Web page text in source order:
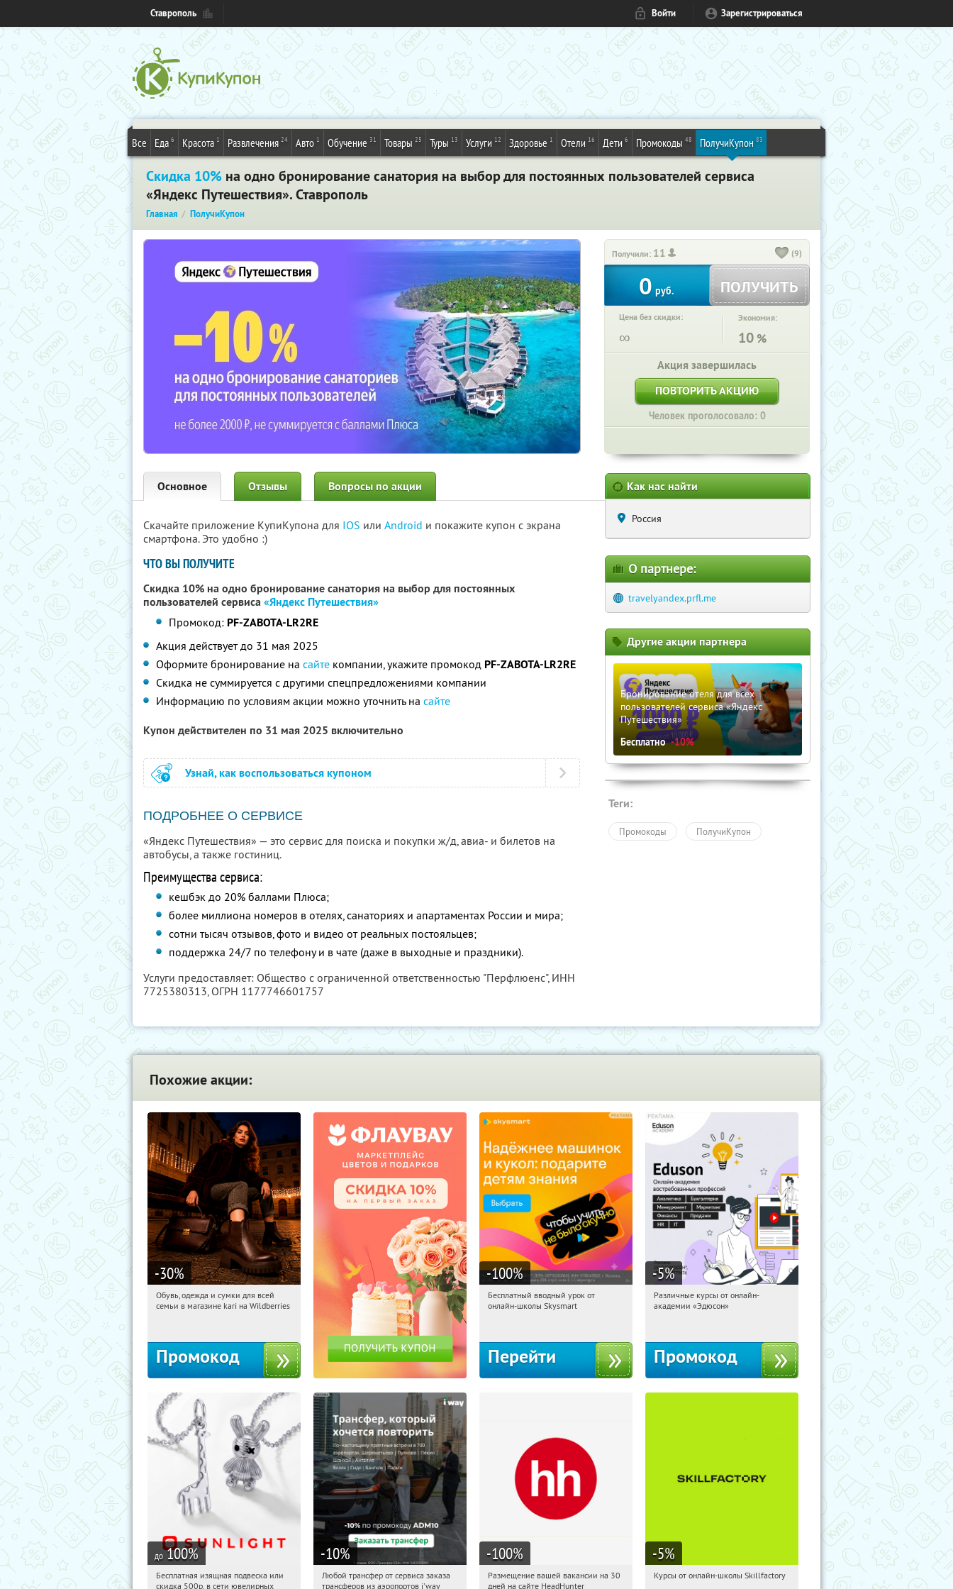
Ставрополь Войти Зарегистрироваться
Все Еда 6 Красота 1 Развлечения 24 Авто 1 Обучение 31 Товары 25 Туры 13 Услуги 12 Здоровье 1 Отели 16 Дети 6 Промокоды 48 ПолучиКупон 83
Скидка 10% на одно бронирование санатория на выбор для постоянных пользователей сервиса
«Яндекс Путешествия». Ставрополь
Главная ПолучиКупон
Получили: 11 (9)
0 руб. ПОЛУЧИТЬ
Цена без скидки:
∞
Экономия:
10 %
Акция завершилась
ПОВТОРИТЬ АКЦИЮ
Человек проголосовало: 0
Основное Отзывы Вопросы по акции
Скачайте приложение КупиКупона для IOS или Android и покажите купон с экрана
смартфона. Это удобно :)
ЧТО ВЫ ПОЛУЧИТЕ
Скидка 10% на одно бронирование санатория на выбор для постоянных
пользователей сервиса«Яндекс Путешествия»
Промокод: PF-ZABOTA-LR2RE
Акция действует до 31 мая 2025
Оформите бронирование на сайте компании, укажите промокод PF-ZABOTA-LR2RE
Скидка не суммируется с другими спецпредложениями компании
Информацию по условиям акции можно уточнить на сайте
Купон действителен по 31 мая 2025 включительно
Узнай, как воспользоваться купоном
ПОДРОБНЕЕ О СЕРВИСЕ
«Яндекс Путешествия» — это сервис для поиска и покупки ж/д, авиа- и билетов на
автобусы, а также гостиниц.
Преимущества сервиса:
кешбэк до 20% баллами Плюса;
более миллиона номеров в отелях, санаториях и апартаментах России и мира;
сотни тысяч отзывов, фото и видео от реальных постояльцев;
поддержка 24/7 по телефону и в чате (даже в выходные и праздники).
Услуги предоставляет: Общество с ограниченной ответственностью "Перфлюенс", ИНН
7725380313, ОГРН 1177746601757
Как нас найти
Россия
О партнере:
travelyandex.prfl.me
Другие акции партнера
Бронирование отеля для всех
пользователей сервиса «Яндекс
Путешествия»
Бесплатно -10%
Теги:
Промокоды ПолучиКупон
Похожие акции:
-30%
03:26:18 Получили:
Обувь, одежда и сумки для всей
семьи в магазине kari на Wildberries
Промокод
-100%
03:26:18
Получи первым!
Бесплатный вводный урок от
онлайн-школы Skysmart
Перейти
-5%
03:26:18 Получили:
Различные курсы от онлайн-
академии «Эдюсон»
Промокод
до 100%
03:26:18 Получили:
Бесплатная изящная подвеска или
скидка 500р. в сети ювелирных
-10%
03:26:18
Получи первым!
Любой трансфер от сервиса заказа
трансферов из аэропортов i'way
-100%
03:26:18
Получи первым!
Размещение вашей вакансии на 30
дней на сайте HeadHunter
-5%
03:26:18
Получи первым!
Курсы от онлайн-школы Skillfactory